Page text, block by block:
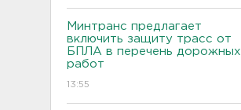
Минтранс предлагает
включить защиту трасс от
БПЛА в перечень дорожных
работ
13:55